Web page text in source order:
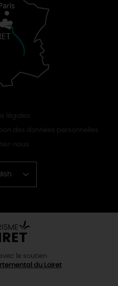
légales
des données personnelles
nous
le soutien
du Loiret